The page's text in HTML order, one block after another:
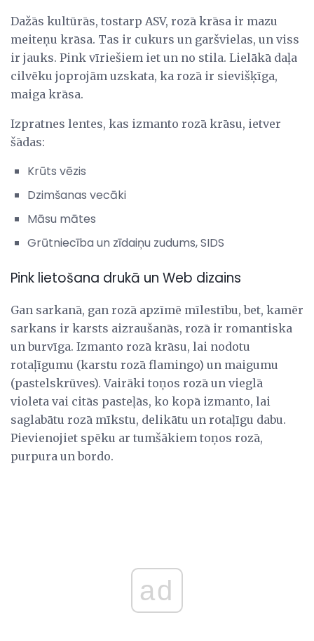
Dažās kultūrās, tostarp ASV, rozā krāsa ir mazu
meiteņu krāsa. Tas ir cukurs un garšvielas, un viss
ir jauks. Pink vīriešiem iet un no stila. Lielākā daļa
cilvēku joprojām uzskata, ka rozā ir sievišķīga,
maiga krāsa.
Izpratnes lentes, kas izmanto rozā krāsu, ietver
šādas:
Krūts vēzis
Dzimšanas vecāki
Māsu mātes
Grūtniecība un zīdaiņu zudums, SIDS
Pink lietošana drukā un Web dizains
Gan sarkanā, gan rozā apzīmē mīlestību, bet, kamēr
sarkans ir karsts aizraušanās, rozā ir romantiska
un burvīga. Izmanto rozā krāsu, lai nodotu
rotaļīgumu (karstu rozā flamingo) un maigumu
(pastelskrūves). Vairāki toņos rozā un vieglā
violeta vai citās pasteļās, ko kopā izmanto, lai
saglabātu rozā mīkstu, delikātu un rotaļīgu dabu.
Pievienojiet spēku ar tumšākiem toņos rozā,
purpura un bordo.
ad